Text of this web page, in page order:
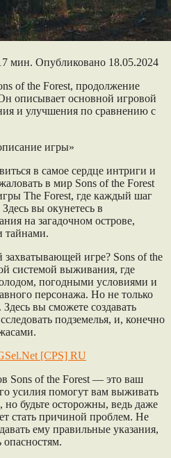
мин. Опубликовано 18.05.2024
of the Forest, продолжение
описывает основной игровой
и улучшения по сравнению с
игры»
в самое сердце интриги и
в мир Sons of the Forest
The Forest, где каждый шаг
вы окунетесь в
на загадочном острове,
тайнами.
захватывающей игре? Sons of the
системой выживания, где
погодными условиями и
персонажа. Но не только
вы сможете создавать
подземелья, и, конечно
Sons of the Forest — это ваш
усилия помогут вам выживать
но будьте осторожны, ведь даже
стать причиной проблем. Не
ему правильные указания,
опасностям.